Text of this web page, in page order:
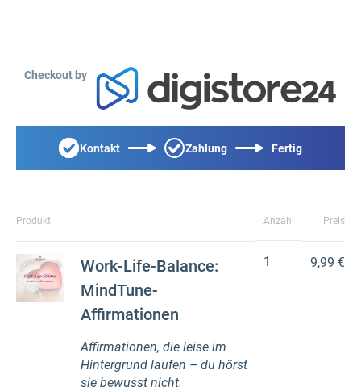
Checkout by
Kontakt Zahlung Fertig
Produkt Anzahl Preis
Work-Life-Balance:
MindTune-
Affirmationen
Affirmationen, die leise im
Hintergrund laufen – du hörst
sie bewusst nicht.
1 9,99 €